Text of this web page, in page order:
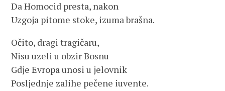
Da Homocid presta, nakon
Uzgoja pitome stoke, izuma brašna.
Očito, dragi tragičaru,
Nisu uzeli u obzir Bosnu
Gdje Evropa unosi u jelovnik
Posljednje zalihe pečene iuvente.